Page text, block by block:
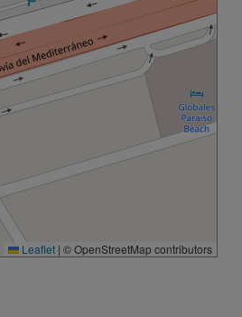
Leaflet | © OpenStreetMap contributors